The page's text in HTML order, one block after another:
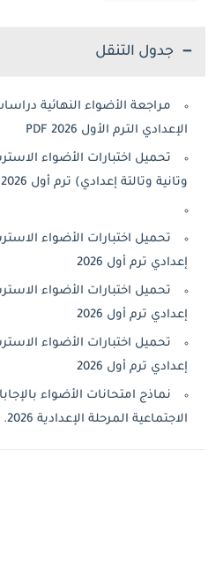
جدول التنقل
مراجعة الأضواء النهائية
الإعدادي الترم الأول 2026 PDF
تحميل اختبارات الأضواء
وتانية وتالتة إعدادي) ترم أول 2026.
تحميل اختبارات الأضواء
إعدادي ترم أول 2026
تحميل اختبارات الأضواء
إعدادي ترم أول 2026
تحميل اختبارات الأضواء
إعدادي ترم أول 2026
نماذج امتحانات الأضواء
الاجتماعية المرحلة الإعدادية 2026.